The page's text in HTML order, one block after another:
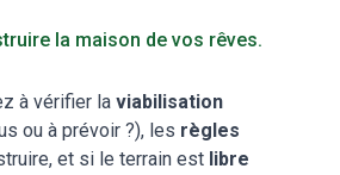
la maison de vos rêves.
à vérifier la viabilisation
ou à prévoir ?), les règles
et si le terrain est libre